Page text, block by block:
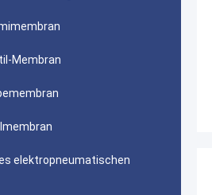
Membran
elektropneumatischen